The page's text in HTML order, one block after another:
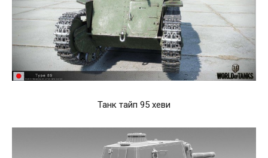
Танк тайп 95 хеви